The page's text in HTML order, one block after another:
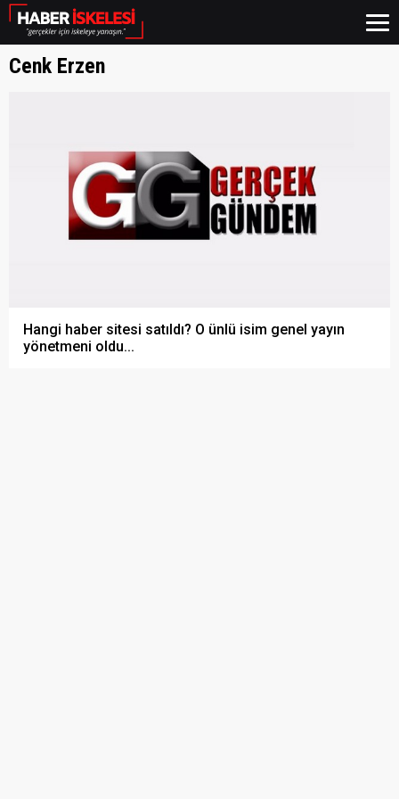
Cenk Erzen
Hangi haber sitesi satıldı? O ünlü isim genel yayın
yönetmeni oldu...